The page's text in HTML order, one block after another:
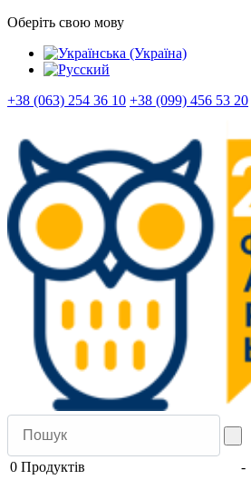
Оберіть свою мову
+38 (063) 254 36 10 +38 (099) 456 53 20
0 Продуктів -